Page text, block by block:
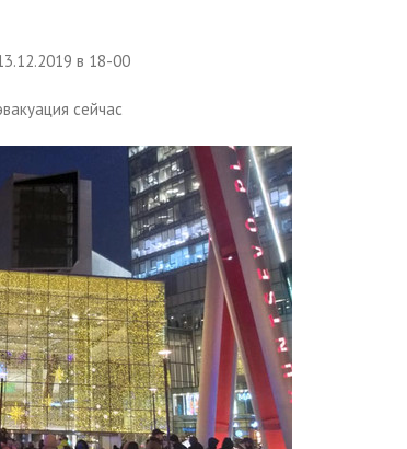
в 18-00
сейчас